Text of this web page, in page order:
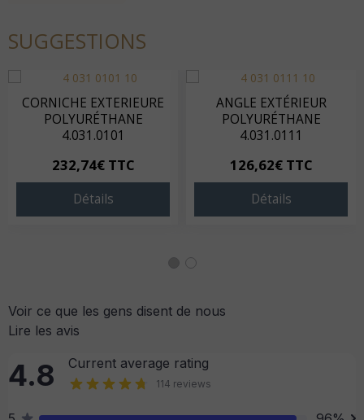
SUGGESTIONS
CORNICHE EXTERIEURE
POLYURÉTHANE
4.031.0101
232,74€ TTC
Détails
ANGLE EXTÉRIEUR
POLYURÉTHANE
4.031.0111
126,62€ TTC
Détails